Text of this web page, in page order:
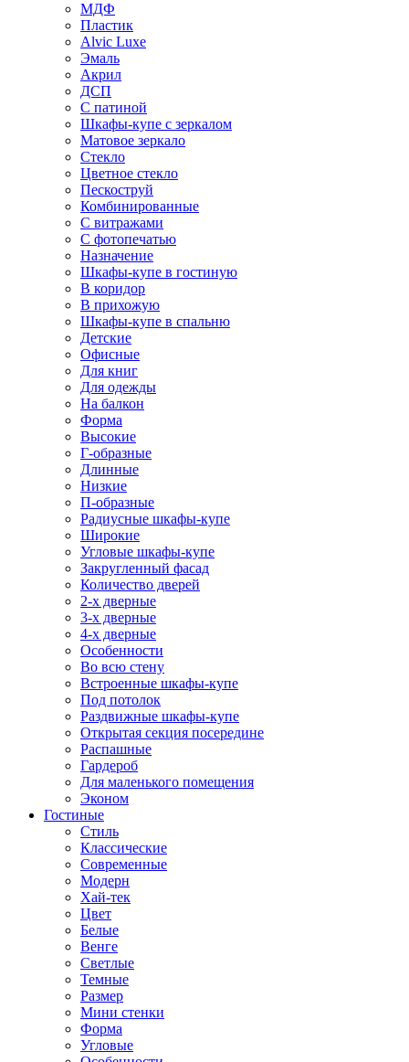
МДФ
Пластик
Alvic Luxe
Эмаль
Акрил
ДСП
С патиной
Шкафы-купе с зеркалом
Матовое зеркало
Стекло
Цветное стекло
Пескоструй
Комбинированные
С витражами
С фотопечатью
Назначение
Шкафы-купе в гостиную
В коридор
В прихожую
Шкафы-купе в спальню
Детские
Офисные
Для книг
Для одежды
На балкон
Форма
Высокие
Г-образные
Длинные
Низкие
П-образные
Радиусные шкафы-купе
Широкие
Угловые шкафы-купе
Закругленный фасад
Количество дверей
2-х дверные
3-х дверные
4-х дверные
Особенности
Во всю стену
Встроенные шкафы-купе
Под потолок
Раздвижные шкафы-купе
Открытая секция посередине
Распашные
Гардероб
Для маленького помещения
Эконом
Гостиные
Стиль
Классические
Современные
Модерн
Хай-тек
Цвет
Белые
Венге
Светлые
Темные
Размер
Мини стенки
Форма
Угловые